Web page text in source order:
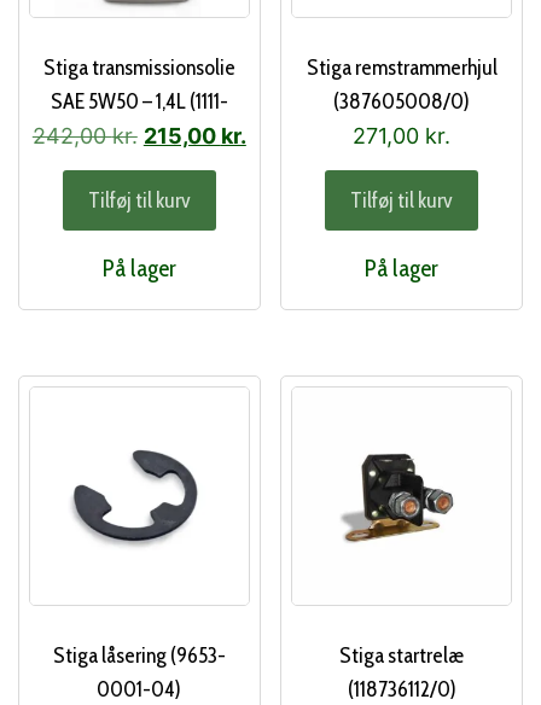
Stiga transmissionsolie
SAE 5W50 – 1,4L (1111-
9281-01)
242,00kr. Den
oprindelige
pris
var:
242,00 kr..
215,00 kr.Den
Tilføj til kurv
På lager
Stiga remstrammerhjul
(387605008/0)
271,00 kr.
Tilføj til kurv
På lager
Stiga låsering (9653-
0001-04)
Stiga startrelæ
(118736112/0)